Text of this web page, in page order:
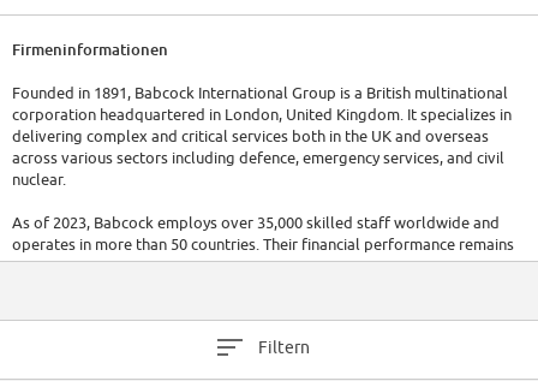
Firmeninformationen
Founded in 1891, Babcock International Group is a British multinational
corporation headquartered in London, United Kingdom. It specializes in
delivering complex and critical services both in the UK and overseas
across various sectors including defence, emergency services, and civil
nuclear.
As of 2023, Babcock employs over 35,000 skilled staff worldwide and
operates in more than 50 countries. Their financial performance remains
robust with a reported revenue of approximately £4.5 billion in 2022.
Filtern